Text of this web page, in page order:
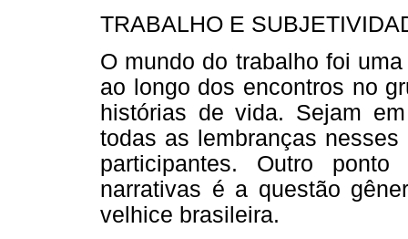
TRABALHO E
O mundo do trabalho foi
ao longo dos encontros no
histórias de vida. Sejam
todas as lembranças
participantes. Outro
narrativas é a questão
velhice brasileira.